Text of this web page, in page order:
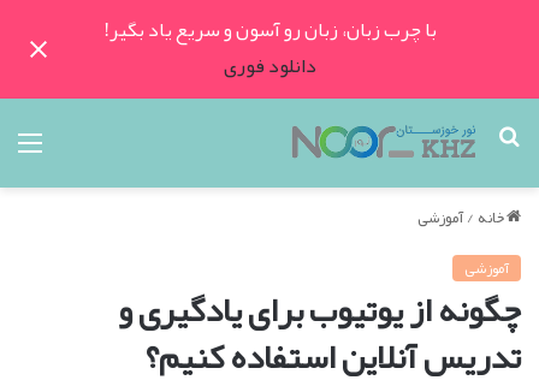
با چرب زبان، زبان رو آسون و سریع یاد بگیر!
دانلود فوری
جستجو
برای
خانه/آموزشی
آموزشی
چگونه از یوتیوب برای یادگیری و
تدریس آنلاین استفاده کنیم؟